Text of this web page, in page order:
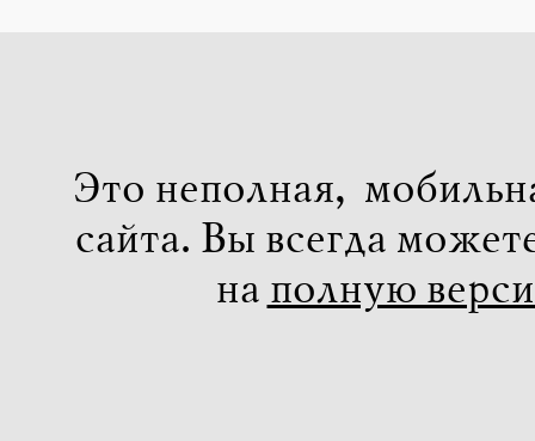
Это неполная,
сайта. Вы всегда
на полную